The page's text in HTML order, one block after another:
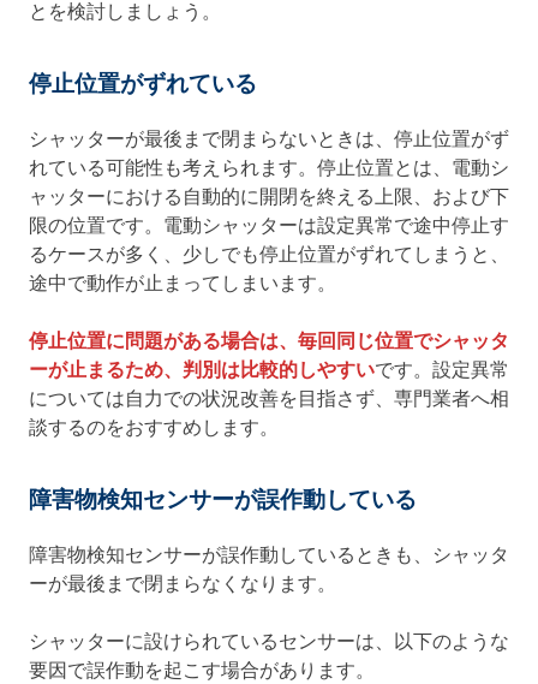
とを検討しましょう。
停止位置がずれている
シャッターが最後まで閉まらないときは、停止位置がず
れている可能性も考えられます。停止位置とは、電動シ
ャッターにおける自動的に開閉を終える上限、および下
限の位置です。電動シャッターは設定異常で途中停止す
るケースが多く、少しでも停止位置がずれてしまうと、
途中で動作が止まってしまいます。
停止位置に問題がある場合は、毎回同じ位置でシャッタ
ーが止まるため、判別は比較的しやすいです。設定異常
については自力での状況改善を目指さず、専門業者へ相
談するのをおすすめします。
障害物検知センサーが誤作動している
障害物検知センサーが誤作動しているときも、シャッタ
ーが最後まで閉まらなくなります。
シャッターに設けられているセンサーは、以下のような
要因で誤作動を起こす場合があります。